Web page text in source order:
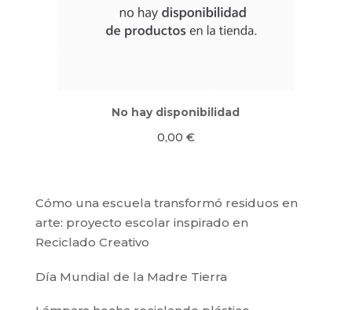
No hay disponibilidad
0,00 €
Cómo una escuela transformó residuos en
arte: proyecto escolar inspirado en
Reciclado Creativo
Día Mundial de la Madre Tierra